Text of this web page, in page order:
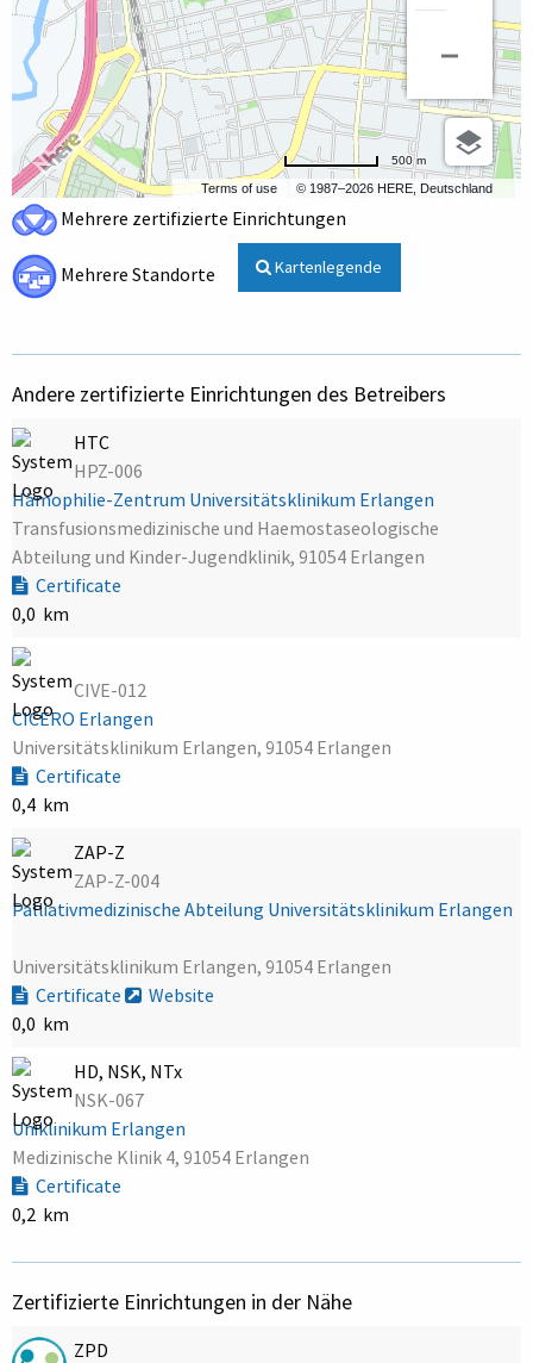
Terms of use © 1987–2026 HERE, Deutschland
500 m
Mehrere zertifizierte Einrichtungen
Mehrere Standorte Kartenlegende
Andere zertifizierte Einrichtungen des Betreibers
HTC
HPZ-006
Hämophilie-Zentrum Universitätsklinikum Erlangen
Transfusionsmedizinische und Haemostaseologische
Abteilung und Kinder-Jugendklinik, 91054 Erlangen
Certificate
0,0 km
CIVE-012
CICERO Erlangen
Universitätsklinikum Erlangen, 91054 Erlangen
Certificate
0,4 km
ZAP-Z
ZAP-Z-004
Palliativmedizinische Abteilung Universitätsklinikum Erlangen
Universitätsklinikum Erlangen, 91054 Erlangen
Certificate
Website
0,0 km
HD, NSK, NTx
NSK-067
Uniklinikum Erlangen
Medizinische Klinik 4, 91054 Erlangen
Certificate
0,2 km
Zertifizierte Einrichtungen in der Nähe
ZPD